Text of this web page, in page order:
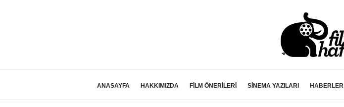
ANASAYFA HAKKIMIZDA FİLM ÖNERİLERİ SİNEMA YAZILARI HABERLER